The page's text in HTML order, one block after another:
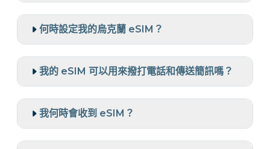
何時設定我的烏克蘭 eSIM？
我的 eSIM 可以用來撥打電話和傳送簡訊嗎？
我何時會收到 eSIM？